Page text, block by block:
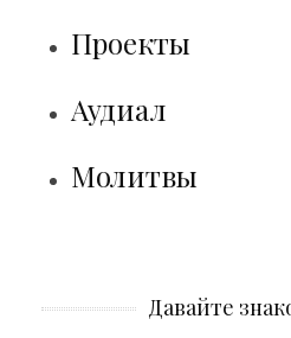
Проекты
Аудиал
Молитвы
Давайте